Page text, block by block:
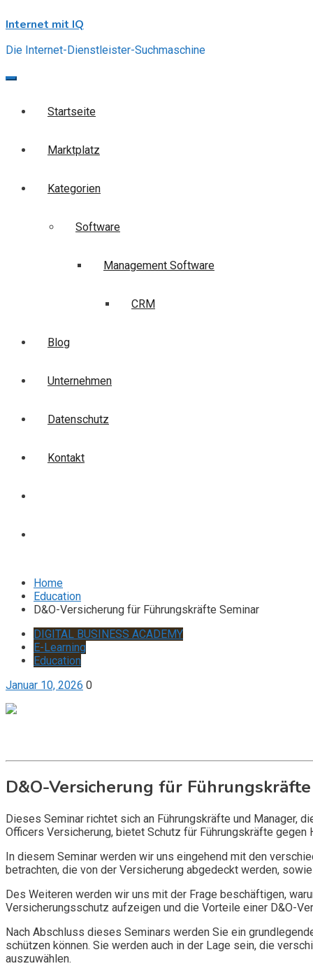
to
Internet mit IQ
Die Internet-Dienstleister-Suchmaschine
Startseite
Marktplatz
Kategorien
Software
Management Software
CRM
Blog
Unternehmen
Datenschutz
Kontakt
Home
Education
D&O-Versicherung für Führungskräfte Seminar
DIGITAL BUSINESS ACADEMY
E-Learning
Education
Januar 10, 2026 0
D&O-Versicherung für
Dieses Seminar richtet sich an Führungskräfte und Manager,
Officers Versicherung, bietet Schutz für Führungskräfte
In diesem Seminar werden wir uns eingehend mit den
betrachten, die von der Versicherung abgedeckt werden,
Des Weiteren werden wir uns mit der Frage beschäftigen,
Versicherungsschutz aufzeigen und die Vorteile einer D&O-
Nach Abschluss dieses Seminars werden Sie ein
schützen können. Sie werden auch in der Lage sein, die
auszuwählen.